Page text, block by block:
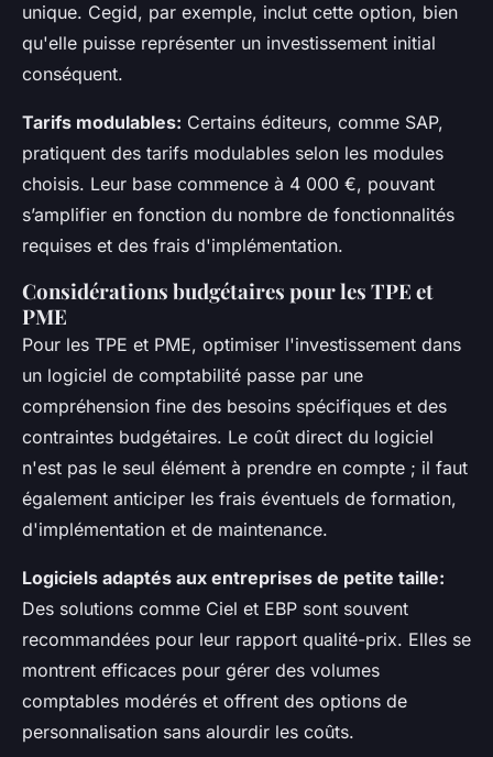
unique. Cegid, par exemple, inclut cette option, bien
qu'elle puisse représenter un investissement initial
conséquent.
Tarifs modulables: Certains éditeurs, comme SAP,
pratiquent des tarifs modulables selon les modules
choisis. Leur base commence à 4 000 €, pouvant
s’amplifier en fonction du nombre de fonctionnalités
requises et des frais d'implémentation.
Considérations budgétaires pour les TPE et
PME
Pour les TPE et PME, optimiser l'investissement dans
un logiciel de comptabilité passe par une
compréhension fine des besoins spécifiques et des
contraintes budgétaires. Le coût direct du logiciel
n'est pas le seul élément à prendre en compte ; il faut
également anticiper les frais éventuels de formation,
d'implémentation et de maintenance.
Logiciels adaptés aux entreprises de petite taille:
Des solutions comme Ciel et EBP sont souvent
recommandées pour leur rapport qualité-prix. Elles se
montrent efficaces pour gérer des volumes
comptables modérés et offrent des options de
personnalisation sans alourdir les coûts.